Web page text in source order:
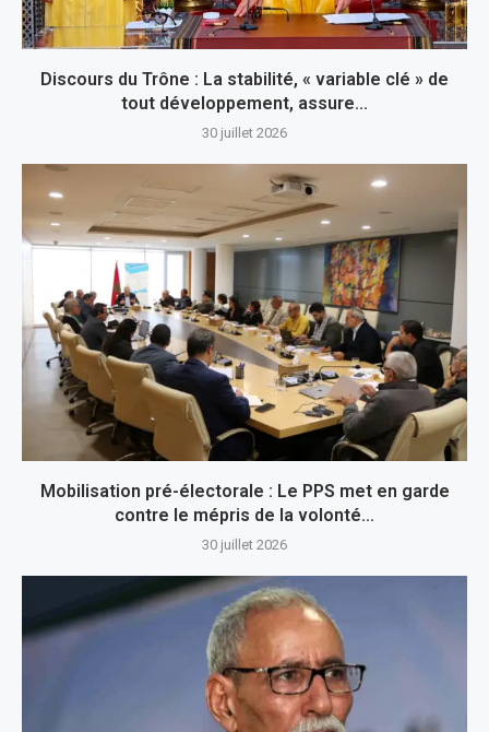
Discours du Trône : La stabilité, « variable clé » de
tout développement, assure...
30 juillet 2026
Mobilisation pré-électorale : Le PPS met en garde
contre le mépris de la volonté...
30 juillet 2026